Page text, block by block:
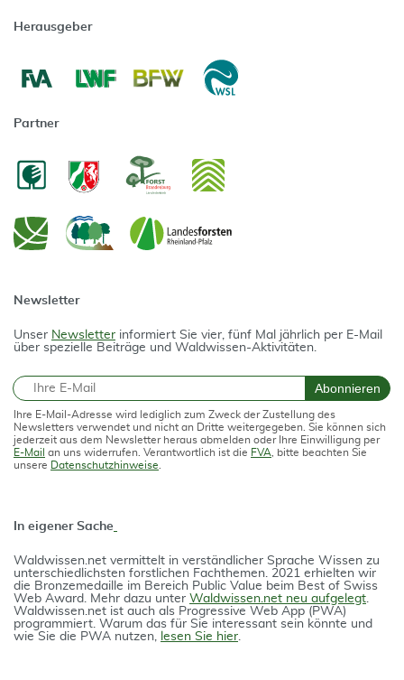
Herausgeber
Partner
Newsletter
Unser Newsletter informiert Sie vier, fünf Mal jährlich per E-Mail
über spezielle Beiträge und Waldwissen-Aktivitäten.
E-Mail Abonnieren
Ihre E-Mail-Adresse wird lediglich zum Zweck der Zustellung des
Newsletters verwendet und nicht an Dritte weitergegeben. Sie können sich
jederzeit aus dem Newsletter heraus abmelden oder Ihre Einwilligung per
E-Mail an uns widerrufen. Verantwortlich ist die FVA , bitte beachten Sie
unsere Datenschutzhinweise
In eigener Sache
Waldwissen.net vermittelt in verständlicher Spra­che Wissen zu
unterschiedlichsten forstlichen Fach­themen. 2021 erhielten wir
die Bron­ze­medail­le im Bereich Public Value beim Best of Swiss
Web Award. Mehr dazu unter Waldwissen.net neu aufgelegt.
Waldwissen.net ist auch als Progres­si­ve Web App (PWA)
programmiert. Warum das für Sie interessant sein könnte und
wie Sie die PWA nutzen, lesen Sie hier.